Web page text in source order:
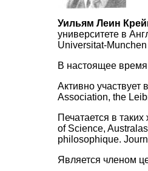
Уильям Леин
университете в
Universitat-
В настоящее
Активно
Association, the
Печатается в
of Science,
philosophique.
Является членом